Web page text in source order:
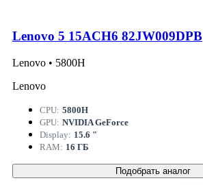
Lenovo 5 15ACH6 82JW009DPB
Lenovo • 5800H
Lenovo
CPU: 5800H
GPU: NVIDIA GeForce
Display: 15.6 "
RAM: 16 ГБ
Подобрать аналог